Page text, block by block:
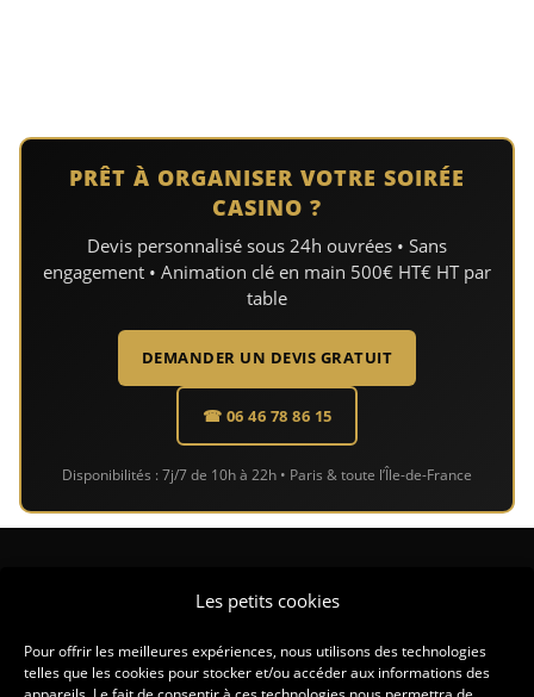
Les petits cookies
Pour offrir les meilleures expériences, nous utilisons des technologies
telles que les cookies pour stocker et/ou accéder aux informations des
PRÊT À ORGANISER VOTRE SOIRÉE
CASINO ?
Devis personnalisé sous 24h ouvrées • Sans
engagement • Animation clé en main 500€ HT€ HT par
table
DEMANDER UN DEVIS GRATUIT
☎ 06 46 78 86 15
Disponibilités : 7j/7 de 10h à 22h • Paris & toute l’Île-de-France
CONTACT@LASDUCASINO.FR